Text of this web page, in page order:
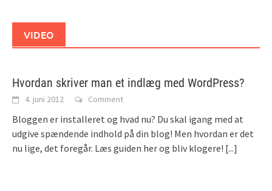
VIDEO
Hvordan skriver man et indlæg med WordPress?
4. juni 2012 Comment
Bloggen er installeret og hvad nu? Du skal igang med at
udgive spændende indhold på din blog! Men hvordan er det
nu lige, det foregår. Læs guiden her og bliv klogere! [...]